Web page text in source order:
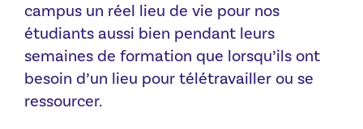
campus un réel lieu de vie pour nos
étudiants aussi bien pendant leurs
semaines de formation que lorsqu’ils ont
besoin d’un lieu pour télétravailler ou se
ressourcer.